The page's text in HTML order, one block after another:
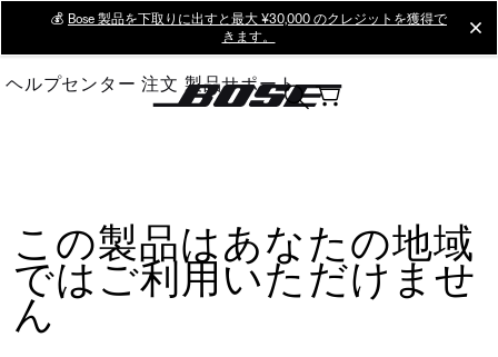
Main
💰 Bose 製品を下取りに出すと最大 ¥30,000 のクレジットを獲得で
きます。
ヘルプセンター 注文 製品サポート
この製品はあなたの地域
ではご利用いただけませ
ん